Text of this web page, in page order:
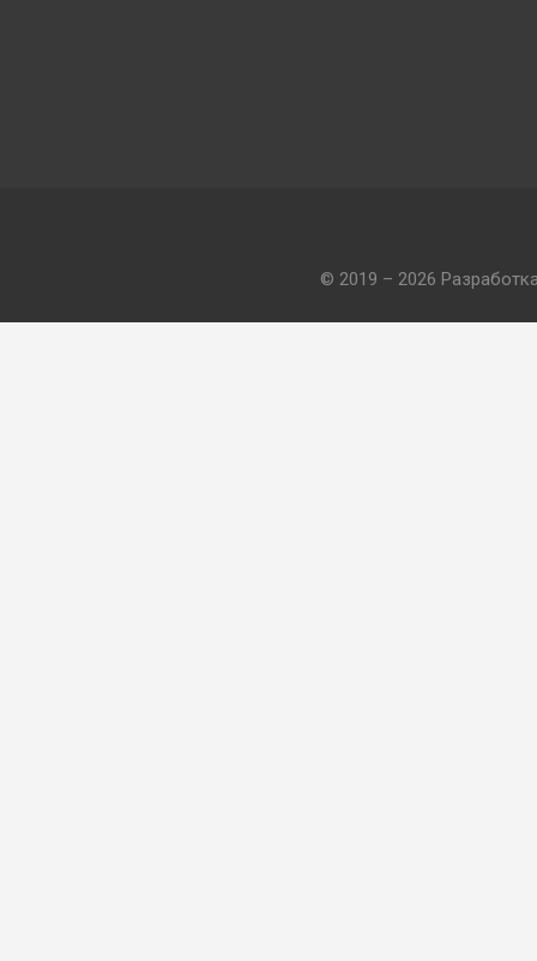
© 2019 – 2026